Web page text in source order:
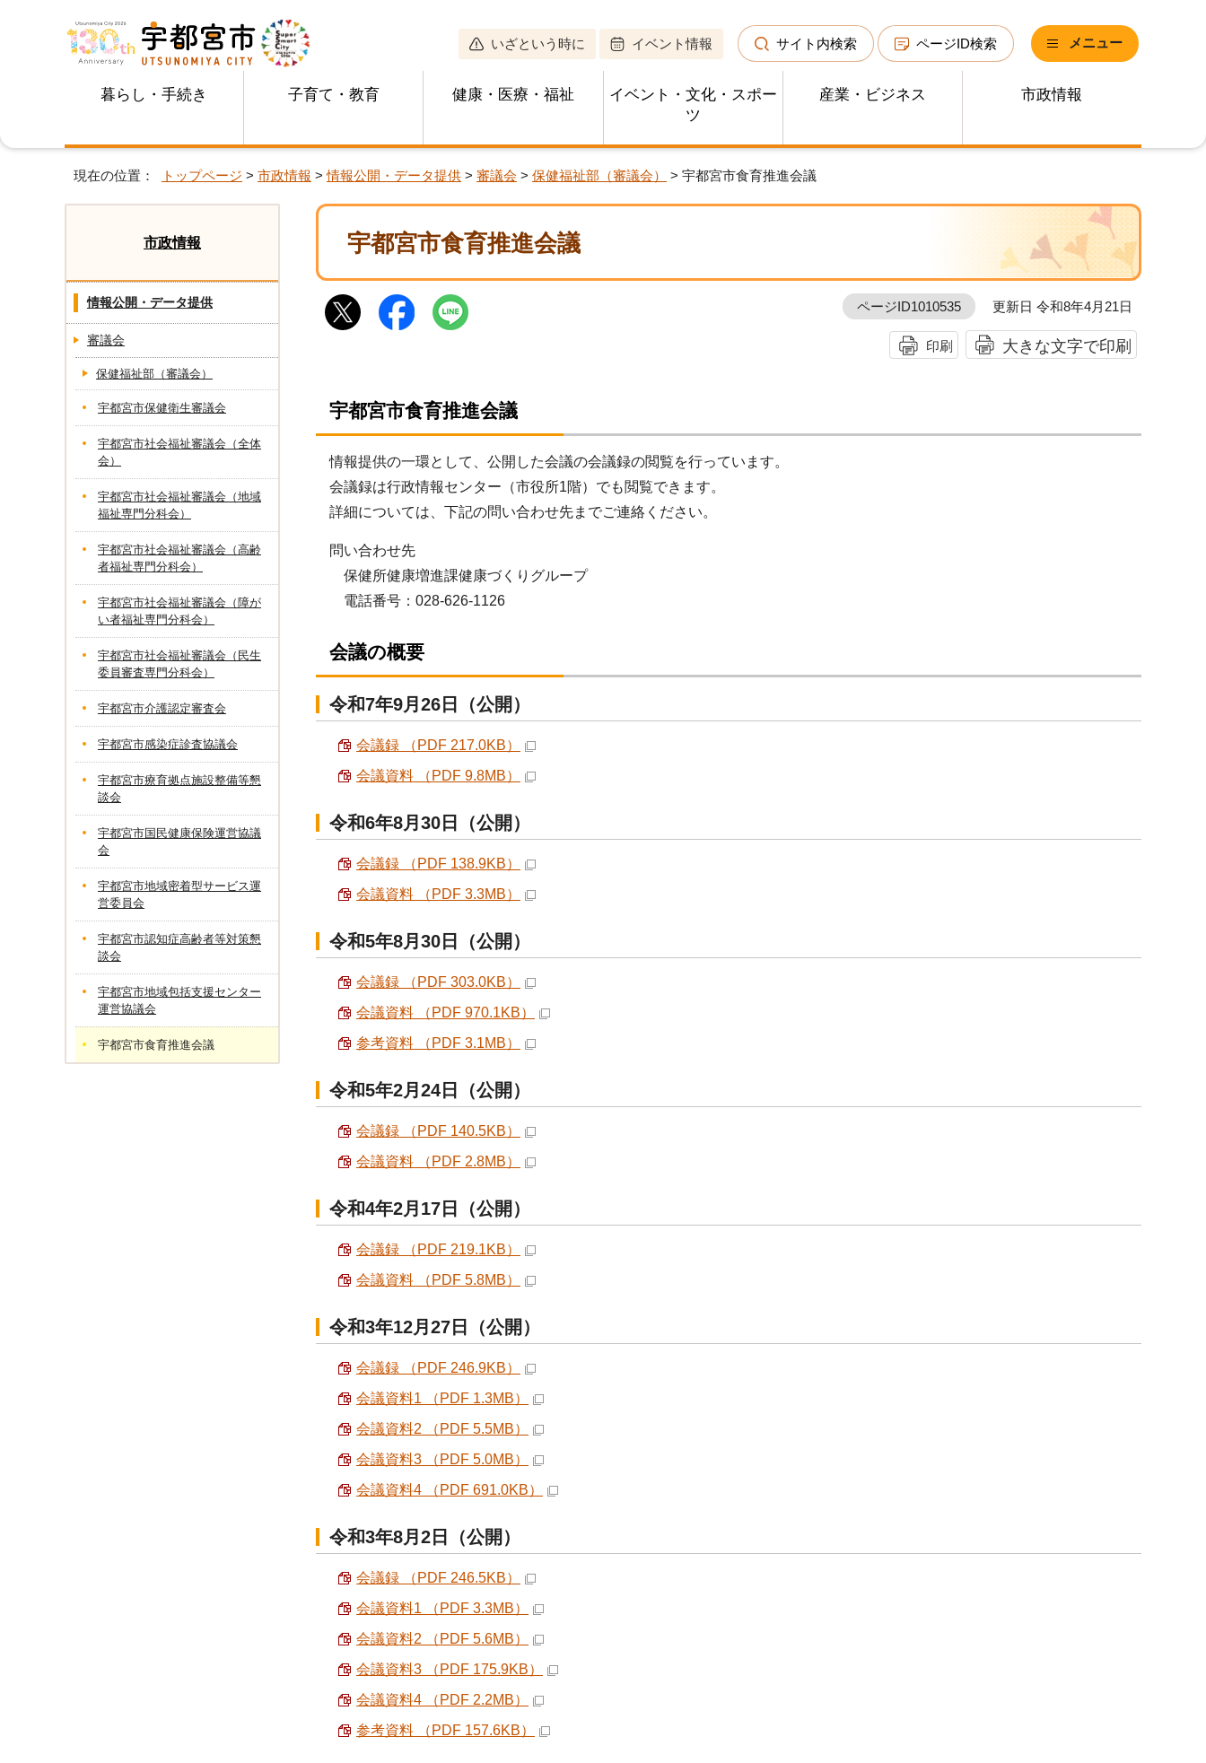
いざという時に イベント情報 サイト内検索 ページID検索 メニュー
暮らし・手続き 子育て・教育 健康・医療・福祉
イベント・文化・スポー
ツ
産業・ビジネス 市政情報
現在の位置： トップページ > 市政情報 >情報公開・データ提供 > 審議会 > 保健福祉部（審議会） > 宇都宮市食育推進会議
宇都宮市食育推進会議
ページID1010535 更新日 令和8年4月21日
印刷 大きな文字で印刷
宇都宮市食育推進会議
情報提供の一環として、公開した会議の会議録の閲覧を行っています。
会議録は行政情報センター（市役所1階）でも閲覧できます。
詳細については、下記の問い合わせ先までご連絡ください。
問い合わせ先
保健所健康増進課健康づくりグループ
電話番号：028-626-1126
会議の概要
令和7年9月26日（公開）
会議録 （PDF 217.0KB）
会議資料 （PDF 9.8MB）
令和6年8月30日（公開）
会議録 （PDF 138.9KB）
会議資料 （PDF 3.3MB）
令和5年8月30日（公開）
会議録 （PDF 303.0KB）
会議資料 （PDF 970.1KB）
参考資料 （PDF 3.1MB）
令和5年2月24日（公開）
会議録 （PDF 140.5KB）
会議資料 （PDF 2.8MB）
令和4年2月17日（公開）
会議録 （PDF 219.1KB）
会議資料 （PDF 5.8MB）
令和3年12月27日（公開）
会議録 （PDF 246.9KB）
会議資料1 （PDF 1.3MB）
会議資料2 （PDF 5.5MB）
会議資料3 （PDF 5.0MB）
会議資料4 （PDF 691.0KB）
令和3年8月2日（公開）
会議録 （PDF 246.5KB）
会議資料1 （PDF 3.3MB）
会議資料2 （PDF 5.6MB）
会議資料3 （PDF 175.9KB）
会議資料4 （PDF 2.2MB）
参考資料 （PDF 157.6KB）
市政情報
情報公開・データ提供
審議会
保健福祉部（審議会）
宇都宮市保健衛生審議会
宇都宮市社会福祉審議会（全体
会）
宇都宮市社会福祉審議会（地域
福祉専門分科会）
宇都宮市社会福祉審議会（高齢
者福祉専門分科会）
宇都宮市社会福祉審議会（障が
い者福祉専門分科会）
宇都宮市社会福祉審議会（民生
委員審査専門分科会）
宇都宮市介護認定審査会
宇都宮市感染症診査協議会
宇都宮市療育拠点施設整備等懇
談会
宇都宮市国民健康保険運営協議
会
宇都宮市地域密着型サービス運
営委員会
宇都宮市認知症高齢者等対策懇
談会
宇都宮市地域包括支援センター
運営協議会
宇都宮市食育推進会議